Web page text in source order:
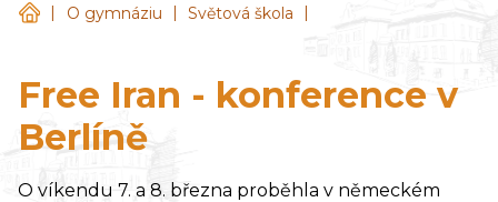
Gymnázium Chotěboř
| O gymnáziu | Světová škola |
Free Iran - konference v
Berlíně
O víkendu 7. a 8. března proběhla v německém